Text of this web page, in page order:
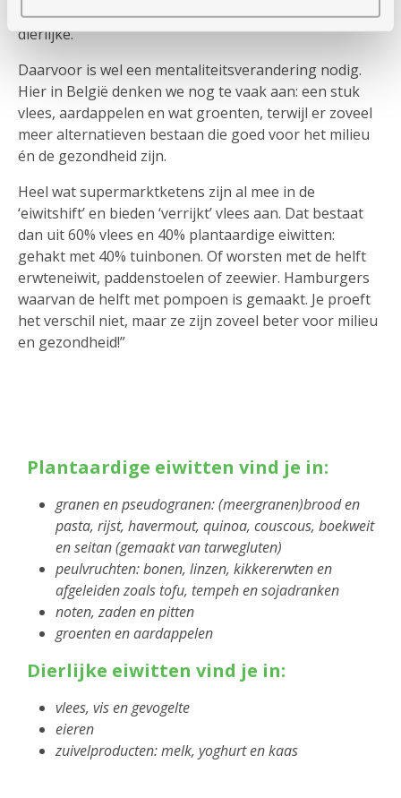
plantaardige eiwitten te consumeren tegenover 40%
dierlijke.
Daarvoor is wel een mentaliteitsverandering nodig.
Hier in België denken we nog te vaak aan: een stuk
vlees, aardappelen en wat groenten, terwijl er zoveel
meer alternatieven bestaan die goed voor het milieu
én de gezondheid zijn.
Heel wat supermarktketens zijn al mee in de
‘eiwitshift’ en bieden ‘verrijkt’ vlees aan. Dat bestaat
dan uit 60% vlees en 40% plantaardige eiwitten:
gehakt met 40% tuinbonen. Of worsten met de helft
erwteneiwit, paddenstoelen of zeewier. Hamburgers
waarvan de helft met pompoen is gemaakt. Je proeft
het verschil niet, maar ze zijn zoveel beter voor milieu
en gezondheid!”
Plantaardige eiwitten vind je in:
granen en pseudogranen: (meergranen)brood en
pasta, rijst, havermout, quinoa, couscous, boekweit
en seitan (gemaakt van tarwegluten)
peulvruchten: bonen, linzen, kikkererwten en
afgeleiden zoals tofu, tempeh en sojadranken
noten, zaden en pitten
groenten en aardappelen
Dierlijke eiwitten vind je in:
vlees, vis en gevogelte
eieren
zuivelproducten: melk, yoghurt en kaas